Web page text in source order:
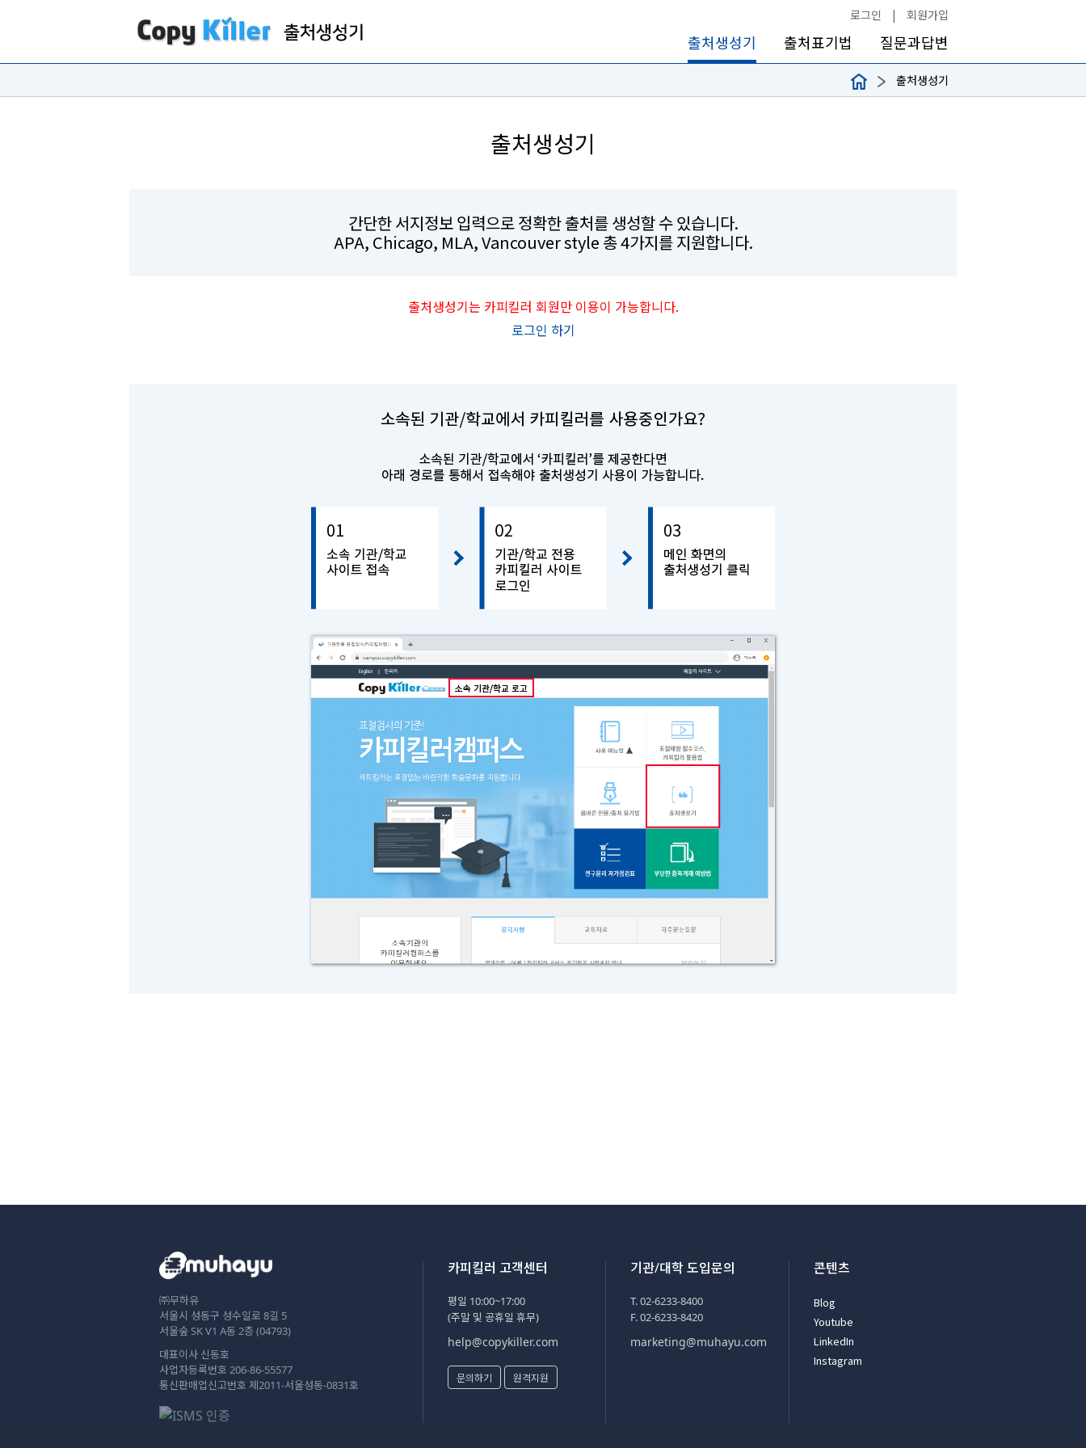
로그인 | 회원가입
출처생성기 출처표기법 질문과답변
출처생성기
출처생성기
간단한 서지정보 입력으로 정확한 출처를 생성할 수 있습니다.
APA, Chicago, MLA, Vancouver style 총 4가지를 지원합니다.
출처생성기는 카피킬러 회원만 이용이 가능합니다.
로그인 하기
㈜무하유
서울시 성동구 성수일로 8길 5
서울숲 SK V1 A동 2층 (04793)
대표이사 신동호
사업자등록번호 206-86-55577
통신판매업신고번호 제2011-서울성동-0831호
카피킬러 고객센터
평일 10:00~17:00
(주말 및 공휴일 휴무)
help@copykiller.com
문의하기 원격지원
기관/대학 도입문의
T. 02-6233-8400
F. 02-6233-8420
marketing@muhayu.com
콘텐츠
Blog
Youtube
LinkedIn
Instagram